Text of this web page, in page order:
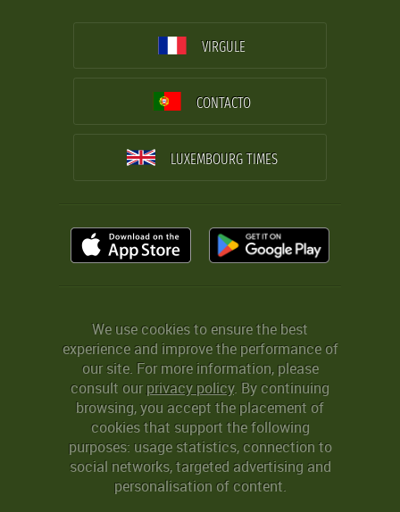
VIRGULE
CONTACTO
LUXEMBOURG TIMES
We use cookies to ensure the best
experience and improve the performance of
our site. For more information, please
consult ourprivacy policy. By continuing
browsing, you accept the placement of
cookies that support the following
purposes: usage statistics, connection to
social networks, targeted advertising and
personalisation of content.